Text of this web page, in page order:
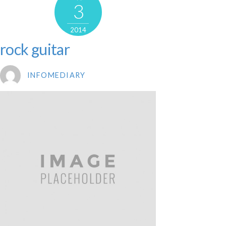
3
2014
rock guitar
INFOMEDIARY